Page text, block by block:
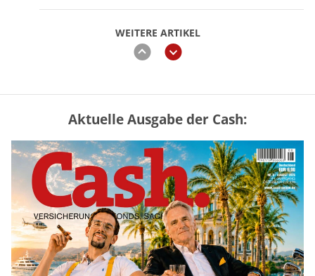
WEITERE ARTIKEL
zurückweiter
Vermieter-Zutritt: Wann Mieter
die Wohnung öffnen müssen
mehr
Goldpreis erreicht Sieben-Wochen-
Hoch nach schwachen US-Jobdaten
mehr
Aktuelle Ausgabe der Cash: